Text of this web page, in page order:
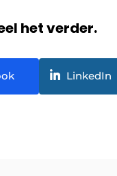
het verder.
LinkedIn